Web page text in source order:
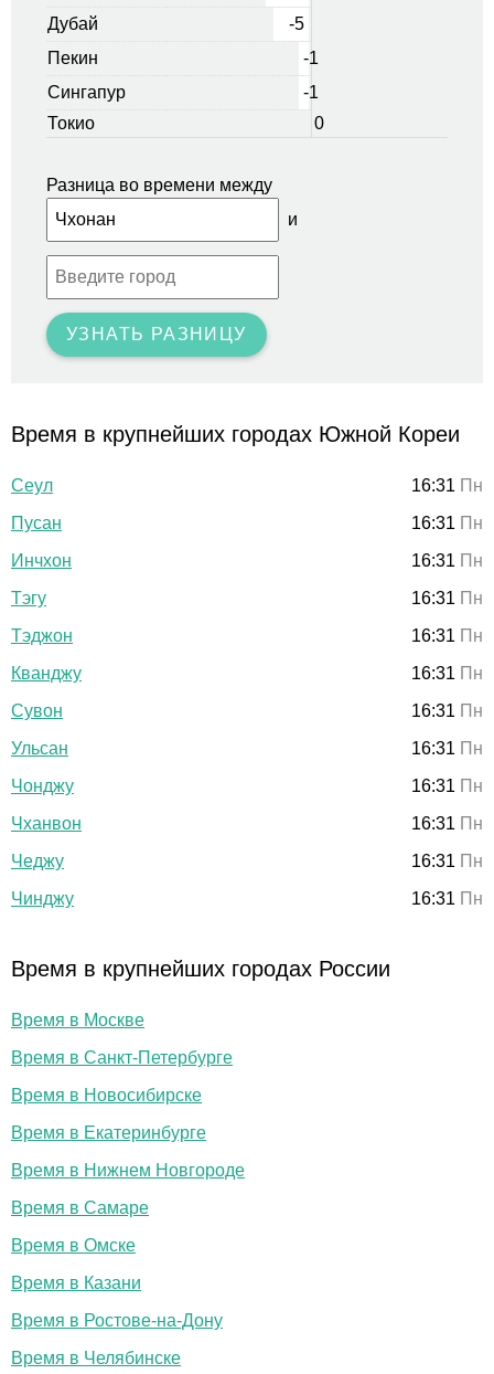
Дубай
-5
Пекин
-1
Сингапур
-1
Токио
0
Разница во времени между
и
УЗНАТЬ РАЗНИЦУ
Время в крупнейших городах Южной Кореи
Сеул 16:31 Пн
Пусан
16:31 Пн
Инчхон
16:31 Пн
Тэгу
16:31 Пн
Тэджон
16:31 Пн
Кванджу
16:31 Пн
Сувон
16:31 Пн
Ульсан
16:31 Пн
Чонджу
16:31 Пн
Чханвон
16:31 Пн
Чеджу
16:31 Пн
Чинджу
16:31 Пн
Время в крупнейших городах России
Время в Москве
Время в Санкт-Петербурге
Время в Новосибирске
Время в Екатеринбурге
Время в Нижнем Новгороде
Время в Самаре
Время в Омске
Время в Казани
Время в Ростове-на-Дону
Время в Челябинске